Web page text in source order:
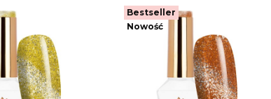
Bestseller
Nowość